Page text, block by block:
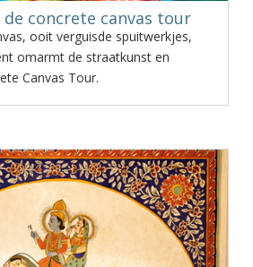
de concrete canvas tour
ooit verguisde spuitwerkjes,
omarmt de straatkunst en
Canvas Tour.